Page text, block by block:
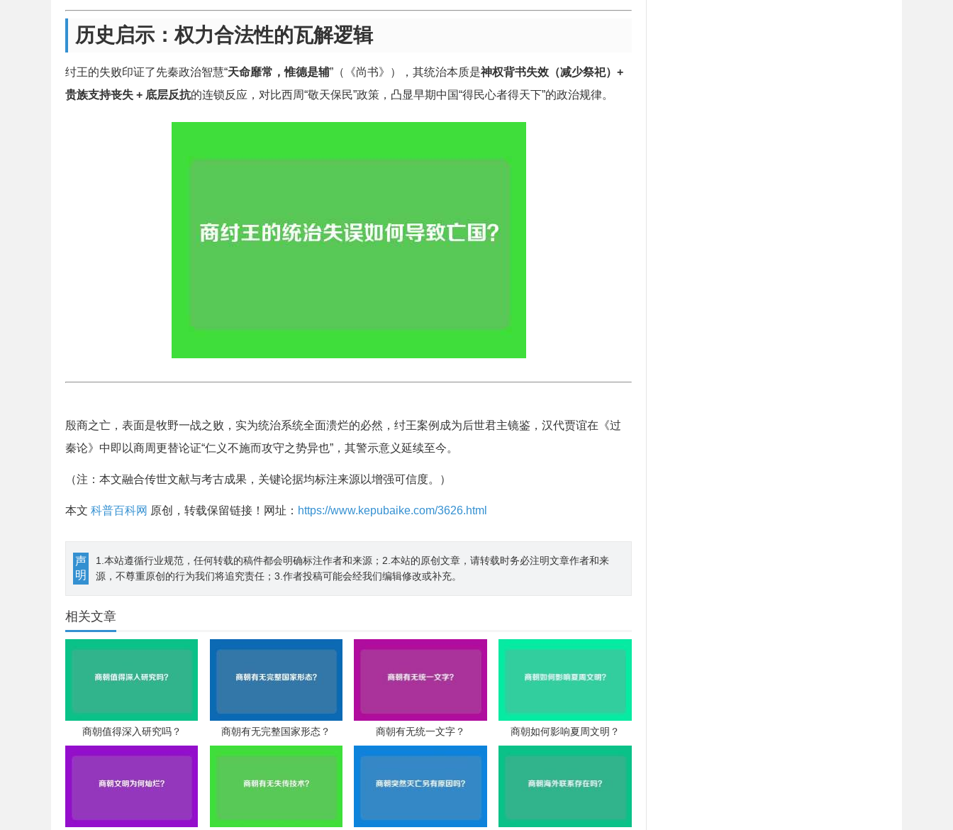
历史启示：权力合法性的瓦解逻辑
纣王的失败印证了先秦政治智慧“天命靡常，惟德是辅”（《尚书》），其统治本质是神权背书失效（减少祭祀）+
贵族支持丧失 + 底层反抗的连锁反应，对比西周“敬天保民”政策，凸显早期中国“得民心者得天下”的政治规律。
殷商之亡，表面是牧野一战之败，实为统治系统全面溃烂的必然，纣王案例成为后世君主镜鉴，汉代贾谊在《过
秦论》中即以商周更替论证“仁义不施而攻守之势异也”，其警示意义延续至今。
（注：本文融合传世文献与考古成果，关键论据均标注来源以增强可信度。）
本文 科普百科网 原创，转载保留链接！网址： https://www.kepubaike.com/3626.html
声
明
1.本站遵循行业规范，任何转载的稿件都会明确标注作者和来源；2.本站的原创文章，请转载时务必注明文章作者和来
源，不尊重原创的行为我们将追究责任；3.作者投稿可能会经我们编辑修改或补充。
相关文章
商朝值得深入研究吗？ 商朝有无完整国家形态？ 商朝有无统一文字？ 商朝如何影响夏周文明？